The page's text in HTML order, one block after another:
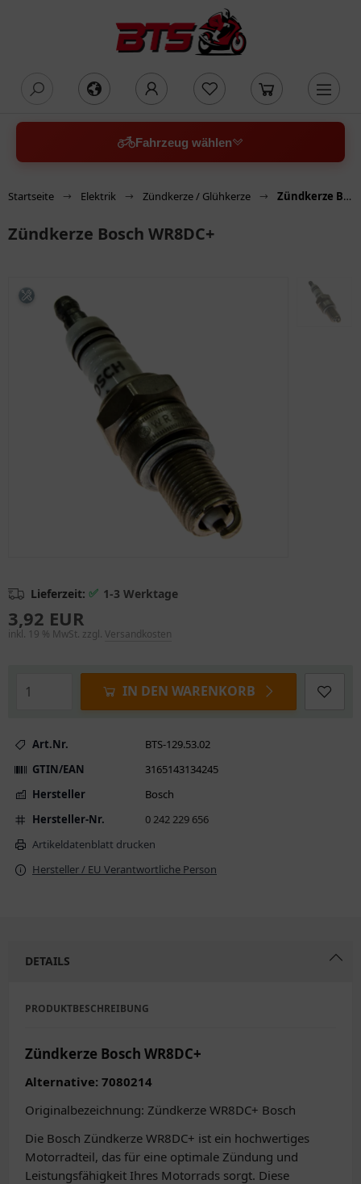
Fahrzeug wählen
Startseite Elektrik Zündkerze / Glühkerze Zündkerze Bosch WR8DC+
Zündkerze Bosch WR8DC+
Lieferzeit: ✅ 1-3 Werktage
3,92 EUR
inkl. 19 % MwSt. zzgl. Versandkosten
IN DEN WARENKORB
Art.Nr.
BTS-129.53.02
GTIN/EAN
3165143134245
Hersteller
Bosch
Hersteller-Nr.
0 242 229 656
Artikeldatenblatt drucken
Hersteller / EU Verantwortliche Person
DETAILS
PRODUKTBESCHREIBUNG
Zündkerze Bosch WR8DC+
Alternative: 7080214
Originalbezeichnung: Zündkerze WR8DC+ Bosch
Die Bosch Zündkerze WR8DC+ ist ein hochwertiges
Motorradteil, das für eine optimale Zündung und
Leistungsfähigkeit Ihres Motorrads sorgt. Diese